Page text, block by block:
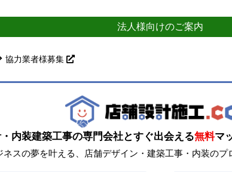
法人様向けのご案内
協力業者様募集
内装建築工事の専門会社とすぐ出会える無料マ
ネスの夢を叶える、店舗デザイン・建築工事・内装のプ